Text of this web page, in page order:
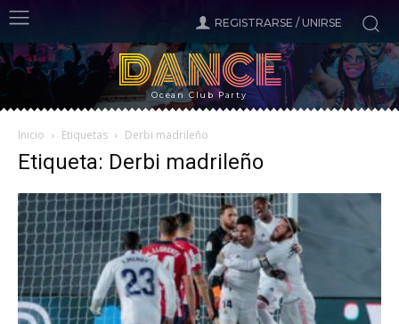
REGISTRARSE / UNIRSE
DANCE
Ocean Club Party
Inicio Etiquetas Derbi madrileño
Etiqueta: Derbi madrileño